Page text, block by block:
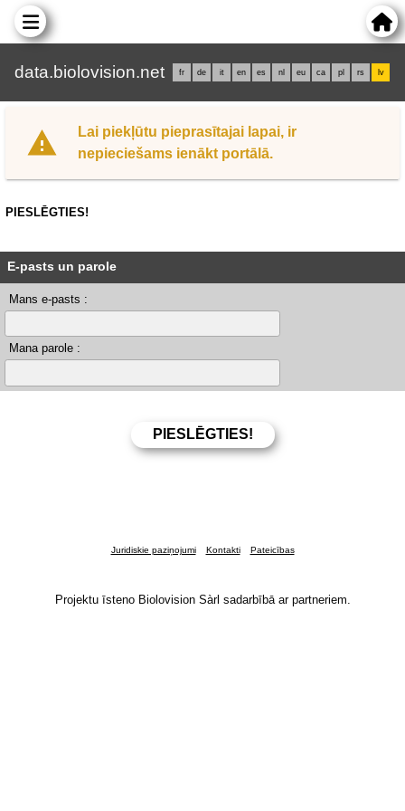
data.biolovision.net fr de it en es nl eu ca pl rs lv
Lai piekļūtu pieprasītajai lapai, ir
nepieciešams ienākt portālā.
PIESLĒGTIES!
E-pasts un parole
Mans e-pasts :
Mana parole :
Juridiskie paziņojumi Kontakti Pateicības
Projektu īsteno Biolovision Sàrl sadarbībā ar partneriem.